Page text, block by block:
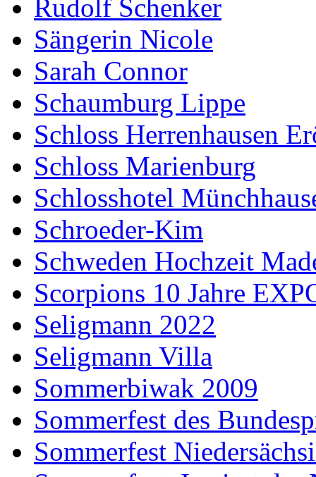
Rudolf Schenker
Sängerin Nicole
Sarah Connor
Schaumburg Lippe
Schloss Herrenhausen
Schloss Marienburg
Schlosshotel
Schroeder-Kim
Schweden Hochzeit
Scorpions 10 Jahre
Seligmann 2022
Seligmann Villa
Sommerbiwak 2009
Sommerfest des
Sommerfest